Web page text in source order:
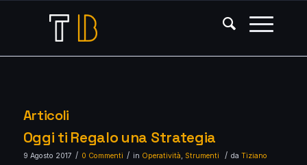
Articoli
Oggi ti Regalo una Strategia
9 Agosto 2017 / 0 Commenti / in Operatività, Strumenti / da Tiziano